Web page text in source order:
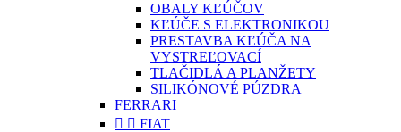
OBALY KĽÚČOV
KĽÚČE S ELEKTRONIKOU
PRESTAVBA KĽÚČA NA
VYSTREĽOVACÍ
TLAČIDLÁ A PLANŽETY
SILIKÓNOVÉ PÚZDRA
FERRARI
  FIAT